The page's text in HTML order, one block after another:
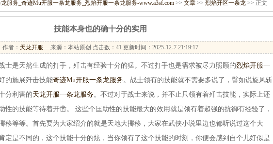
服务_奇迹Mu开服一条龙服务_烈焰开服一条龙服务-www.a3sf.com >> 文章 >> 烈焰开区一条龙 >> 正文
技能本身也的确十分的实用
作者： 天龙开服… 来源：本站原创 点击数： 41 更新时间：2025-12-7 21:19:17
是天然生成的打手，歼击有经验十分的猛。不过打手也是需求被尽力照顾的烈焰开服一
的施展歼击技能奇迹Mu开服一条龙服务。战士领有的技能就不需要多说了，譬如说旋风斩
分利害的天龙开服一条龙服务。不过对于战士来说，并不止只领有着歼击技能，实际上还
性的技能等待着开凿。 这些个匡助性的技能最大的效用就是领有着超强的抗御有经验了，
移等等。首先要为大家绍介的就是天地大挪移，大家在武侠小说里边也都听说过这个大
定是不同的，这个技能十分的炫，当你领有了这个技能的时刻，你便会感到自个儿好似是